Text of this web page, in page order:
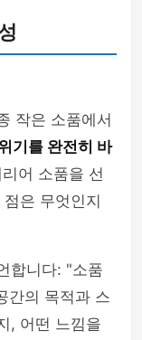
작은 소품에서
기를 완전히 바
어 소품을 선
은 무엇인지
합니다: "소품
간의 목적과 스
, 어떤 느낌을